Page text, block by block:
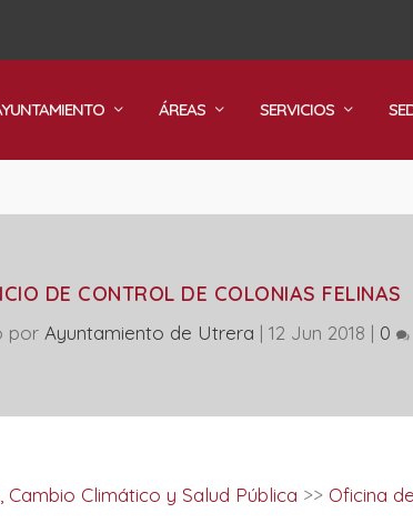
ÁREAS SERVICIOS
DE CONTROL DE COLONIAS FELINAS
por Ayuntamiento de Utrera | 12 Jun 2018 | 0
Climático y Salud Pública >> Oficina